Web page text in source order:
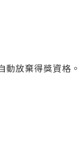
放棄得獎資格。